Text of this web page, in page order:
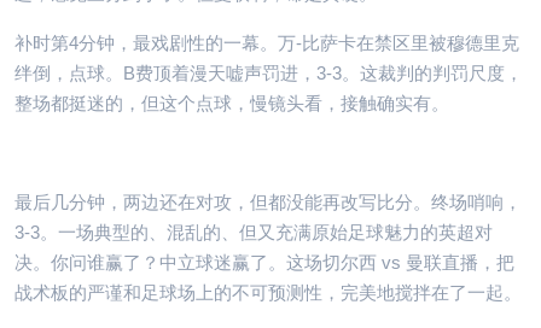
补时第4分钟，最戏剧性的一幕。万-比萨卡在禁区里被穆德里克
绊倒，点球。B费顶着漫天嘘声罚进，3-3。这裁判的判罚尺度，
整场都挺迷的，但这个点球，慢镜头看，接触确实有。
最后几分钟，两边还在对攻，但都没能再改写比分。终场哨响，
3-3。一场典型的、混乱的、但又充满原始足球魅力的英超对
决。你问谁赢了？中立球迷赢了。这场切尔西 vs 曼联直播，把
战术板的严谨和足球场上的不可预测性，完美地搅拌在了一起。